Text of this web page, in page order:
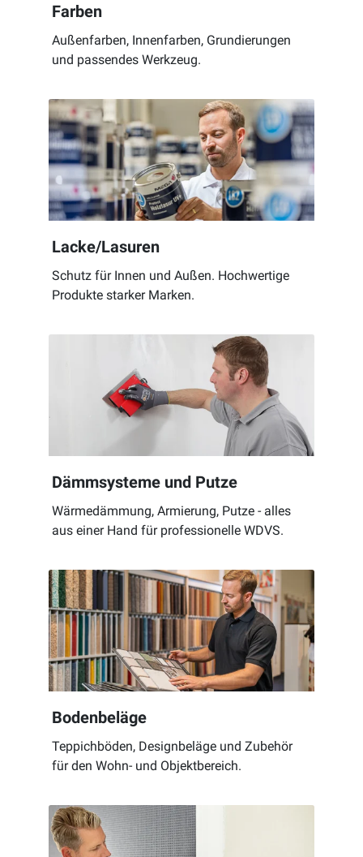
Farben
Außenfarben, Innenfarben, Grundierungen
und passendes Werkzeug.
Lacke/Lasuren
Schutz für Innen und Außen. Hochwertige
Produkte starker Marken.
Dämmsysteme und Putze
Wärmedämmung, Armierung, Putze - alles
aus einer Hand für professionelle WDVS.
Bodenbeläge
Teppichböden, Designbeläge und Zubehör
für den Wohn- und Objektbereich.